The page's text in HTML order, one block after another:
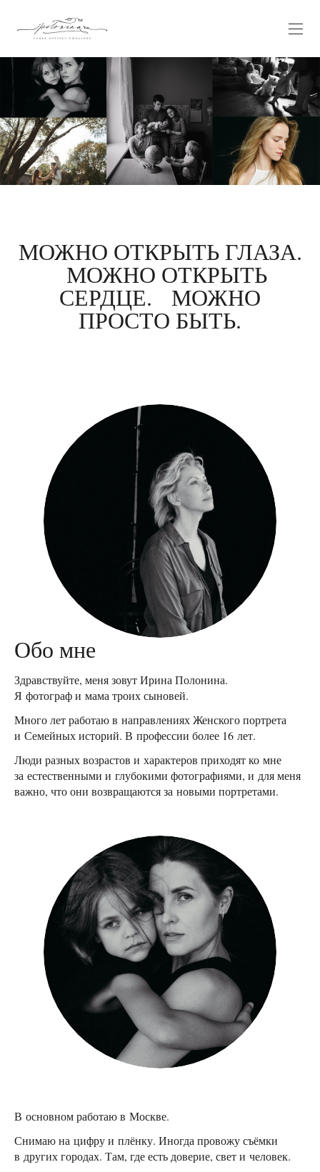
МОЖНО ОТКРЫТЬ ГЛАЗА.
МОЖНО ОТКРЫТЬ
СЕРДЦЕ. МОЖНО
ПРОСТО БЫТЬ.
Обо мне
Здравствуйте, меня зовут Ирина Полонина.
Я фотограф и мама троих сыновей.
Много лет работаю в направлениях Женского портрета
и Семейных историй. В профессии более 16 лет.
Люди разных возрастов и характеров приходят ко мне
за естественными и глубокими фотографиями, и для меня
важно, что они возвращаются за новыми портретами.
В основном работаю в Москве.
Снимаю на цифру и плёнку. Иногда провожу съёмки
в других городах. Там, где есть доверие, свет и человек.